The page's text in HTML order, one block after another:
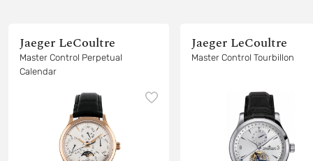
Jaeger LeCoultre
Master Control Perpetual
Calendar
Jaeger LeCoultre
Master Control Tourbillon